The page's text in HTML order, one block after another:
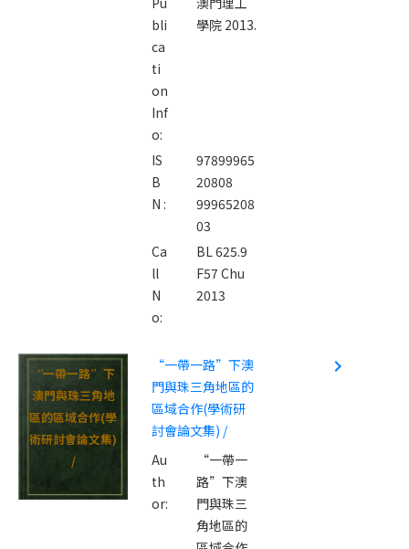
bli
ca
ti
on
Inf
o:
學院 2013.
IS
B
N :
97899965
20808
99965208
03
Ca
ll
N
o:
BL 625.9
F57 Chu
2013
“一帶一路”下
澳門與珠三角地
區的區域合作(學
術研討會論文集)
/
“一帶一路”下澳
門與珠三角地區的
區域合作(學術研
討會論文集) /
Au
th
or:
“一帶一
路”下澳
門與珠三
角地區的
navigate_next